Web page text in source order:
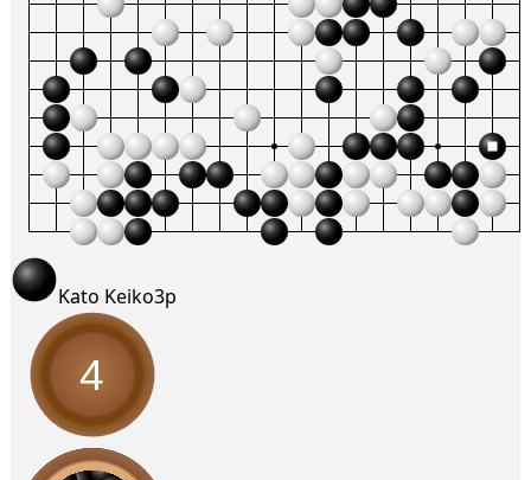
Kato Keiko3p
4